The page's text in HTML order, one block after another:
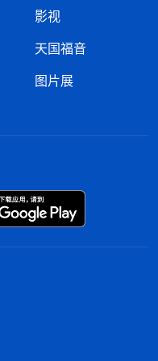
影视
天国福音
图片展